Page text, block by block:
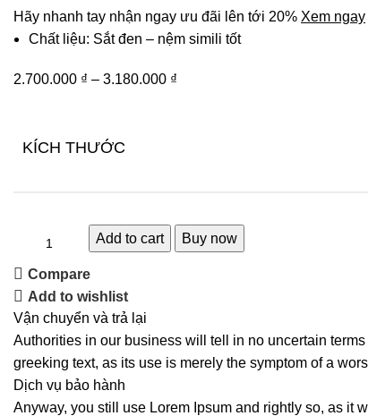
Hãy nhanh tay nhận ngay ưu đãi lên tới 20% Xem ngay
Chất liệu: Sắt đen – nệm simili tốt
2.700.000 ₫ – 3.180.000 ₫
KÍCH THƯỚC
Add to cart Buy now
Compare
Add to wishlist
Vận chuyển và trả lại
Authorities in our business will tell in no uncertain
greeking text, as its use is merely the symptom of a
Dịch vụ bảo hành
Anyway, you still use Lorem Ipsum and rightly so, as it